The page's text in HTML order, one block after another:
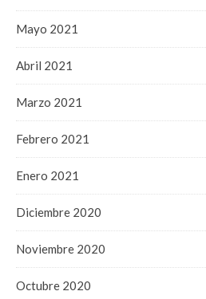
Mayo 2021
Abril 2021
Marzo 2021
Febrero 2021
Enero 2021
Diciembre 2020
Noviembre 2020
Octubre 2020